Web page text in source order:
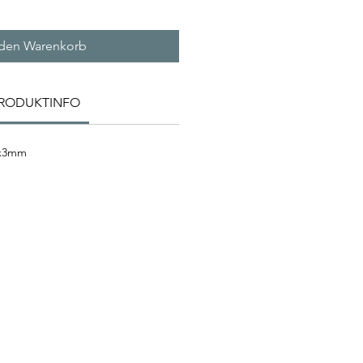
Warenkorb